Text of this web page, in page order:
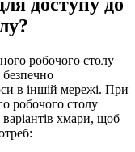
робочого столу
безпечно
в іншій мережі. При
робочого столу
хмари, щоб